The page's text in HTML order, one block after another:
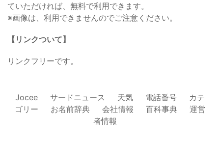
ていただければ、無料で利用できます。
※画像は、利用できませんのでご注意ください。
【リンクついて】
リンクフリーです。
Jocee サードニュース 天気 電話番号
カテ
ゴリー
お名前辞典 会社情報 百科事典
運営
者情報